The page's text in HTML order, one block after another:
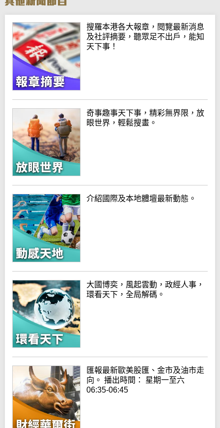
搜羅本港各大報章，閱覽最新消息
及社評摘要，聽眾足不出戶，能知
天下事！
奇事趣事天下事，精彩無界限，放
眼世界，輕鬆搜畫。
介紹國際及本地體壇最新動態。
大國博奕，風起雲動，政經人事，
環看天下，全局解碼。
匯報最新歐美股匯、金市及油市走
向。 播出時間： 星期一至六
06:35-06:45